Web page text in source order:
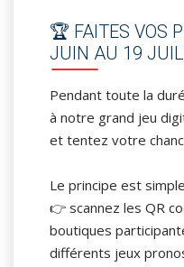
🏆 FAITES VOS
JUIN AU 19
Pendant toute la
à notre grand jeu
et tentez votre
Le principe est
👉 scannez les QR
boutiques
différents jeux